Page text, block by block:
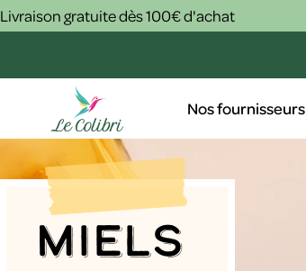
Livraison gratuite dès 100€ d'achat
Nos fournisseurs
Miels